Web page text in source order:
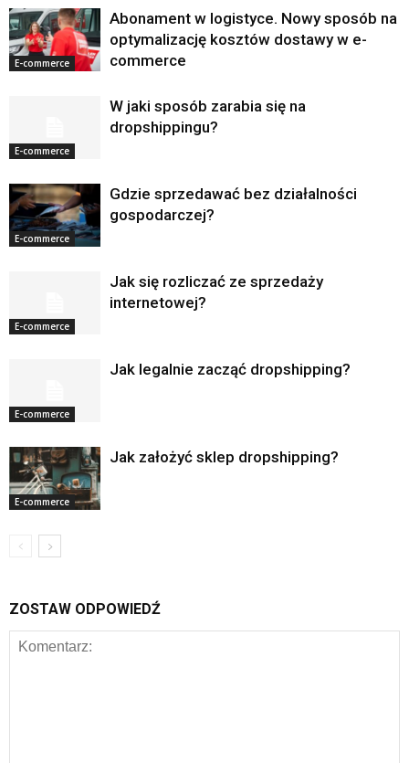
E-commerce
Abonament w logistyce. Nowy sposób na
optymalizację kosztów dostawy w e-
commerce
E-commerce
W jaki sposób zarabia się na
dropshippingu?
E-commerce
Gdzie sprzedawać bez działalności
gospodarczej?
E-commerce
Jak się rozliczać ze sprzedaży
internetowej?
E-commerce
Jak legalnie zacząć dropshipping?
E-commerce
Jak założyć sklep dropshipping?
ZOSTAW ODPOWIEDŹ